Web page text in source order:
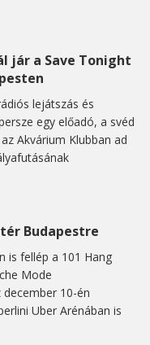
jár a Save Tonight
lejátszás és
egy előadó, a svéd
Akvárium Klubban ad
Budapestre
is fellép a 101 Hang
Mode
10-én
Uber Arénában is